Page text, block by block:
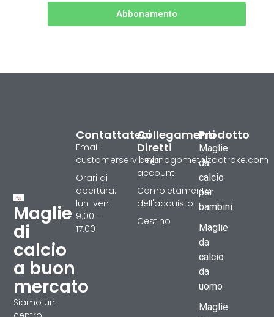
Abbonamento
Maglie
di
calcio
a buon
mercato
Siamo un
Prodotto
Maglie
da
calcio
per
bambini
Maglie
da
calcio
da
uomo
Maglie
Collegamenti
Diretti
Il mio
account
Completamento
dell'acquisto
Cestino
Contattateci
Email:
customerservice@nogometnizaotroke.com
Orari di
apertura:
lun-ven
9.00 -
17.00